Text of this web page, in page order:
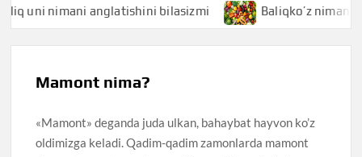
nimani anglatishini bilasizmi Baliqko’z nimani
Mamont nima?
«Mamont» deganda juda ulkan, bahaybat hayvon ko’z
oldimizga keladi. Qadim-qadim zamonlarda mamont